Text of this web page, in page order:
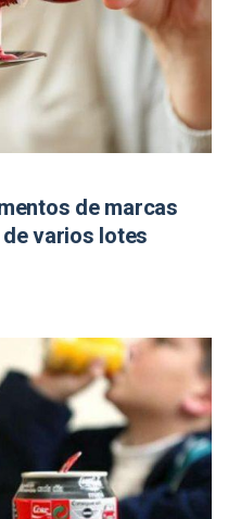
de marcas
varios lotes